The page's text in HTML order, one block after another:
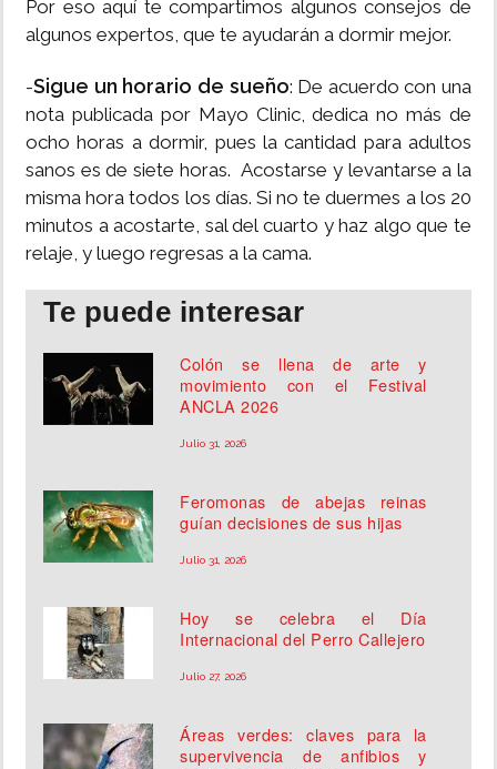
Por eso aquí te compartimos algunos consejos de
algunos expertos, que te ayudarán a dormir mejor.
-Sigue un horario de sueño: De acuerdo con una
nota publicada por Mayo Clinic, dedica no más de
ocho horas a dormir, pues la cantidad para adultos
sanos es de siete horas. Acostarse y levantarse a la
misma hora todos los días. Si no te duermes a los 20
minutos a acostarte, sal del cuarto y haz algo que te
relaje, y luego regresas a la cama.
Te puede interesar
Colón se llena de arte y
movimiento con el Festival
ANCLA 2026
Julio 31, 2026
Feromonas de abejas reinas
guían decisiones de sus hijas
Julio 31, 2026
Hoy se celebra el Día
Internacional del Perro Callejero
Julio 27, 2026
Áreas verdes: claves para la
supervivencia de anfibios y